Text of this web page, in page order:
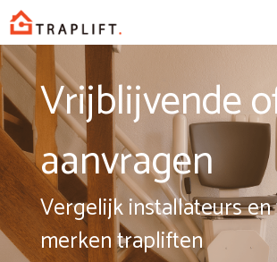
Spring
naar
inhoud
Vrijblijvende
aanvragen
Vergelijk installateurs
merken trapliften